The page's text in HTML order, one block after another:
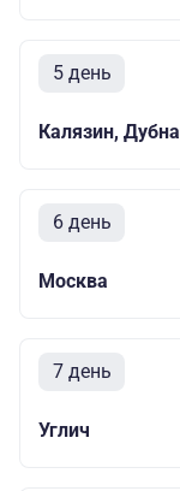
5 день
Калязин, Дубна
6 день
Москва
7 день
Углич